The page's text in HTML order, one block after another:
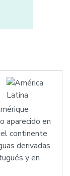
aparecido en
continente
derivadas
y en